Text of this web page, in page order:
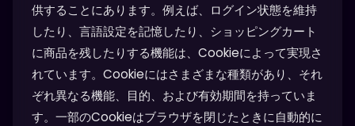
供することにあります。例えば、ログイン状態を維持
したり、言語設定を記憶したり、ショッピングカート
に商品を残したりする機能は、Cookieによって実現さ
れています。Cookieにはさまざまな種類があり、それ
ぞれ異なる機能、目的、および有効期間を持っていま
す。一部のCookieはブラウザを閉じたときに自動的に